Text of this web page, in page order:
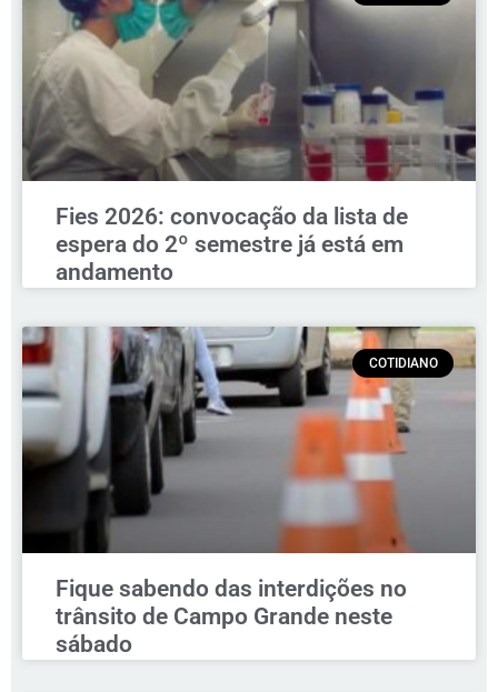
Fies 2026: convocação da lista de
espera do 2º semestre já está em
andamento
COTIDIANO
Fique sabendo das interdições no
trânsito de Campo Grande neste
sábado